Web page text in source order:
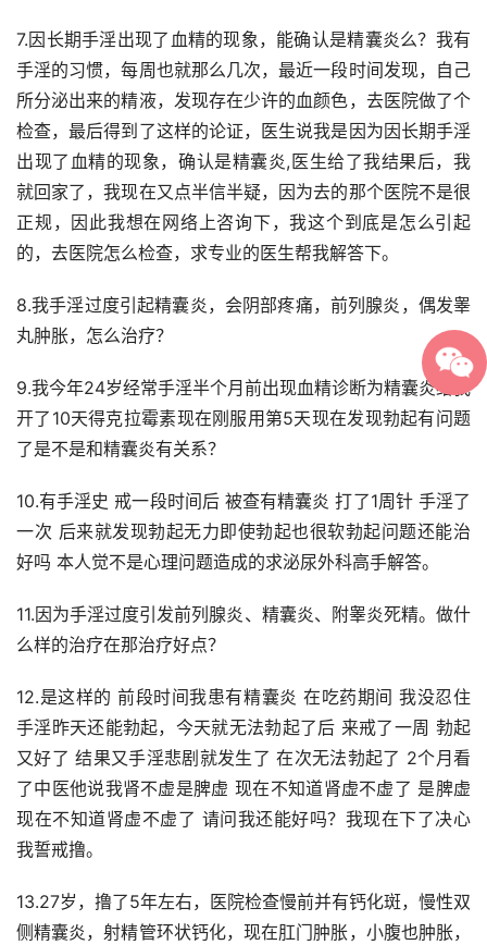
7.因长期手淫出现了血精的现象，能确认是精囊炎么？我有
手淫的习惯，每周也就那么几次，最近一段时间发现，自己
所分泌出来的精液，发现存在少许的血颜色，去医院做了个
检查，最后得到了这样的论证，医生说我是因为因长期手淫
出现了血精的现象，确认是精囊炎,医生给了我结果后，我
就回家了，我现在又点半信半疑，因为去的那个医院不是很
正规，因此我想在网络上咨询下，我这个到底是怎么引起
的，去医院怎么检查，求专业的医生帮我解答下。
8.我手淫过度引起精囊炎，会阴部疼痛，前列腺炎，偶发睾
丸肿胀，怎么治疗？
9.我今年24岁经常手淫半个月前出现血精诊断为精囊炎给我
开了10天得克拉霉素现在刚服用第5天现在发现勃起有问题
了是不是和精囊炎有关系？
10.有手淫史 戒一段时间后 被查有精囊炎 打了1周针 手淫了
一次 后来就发现勃起无力即使勃起也很软勃起问题还能治
好吗 本人觉不是心理问题造成的求泌尿外科高手解答。
11.因为手淫过度引发前列腺炎、精囊炎、附睾炎死精。做什
么样的治疗在那治疗好点？
12.是这样的 前段时间我患有精囊炎 在吃药期间 我没忍住
手淫昨天还能勃起，今天就无法勃起了后 来戒了一周 勃起
又好了 结果又手淫悲剧就发生了 在次无法勃起了 2个月看
了中医他说我肾不虚是脾虚 现在不知道肾虚不虚了 是脾虚
现在不知道肾虚不虚了 请问我还能好吗？我现在下了决心
我誓戒撸。
13.27岁，撸了5年左右，医院检查慢前并有钙化斑，慢性双
侧精囊炎，射精管环状钙化，现在肛门肿胀，小腹也肿胀，